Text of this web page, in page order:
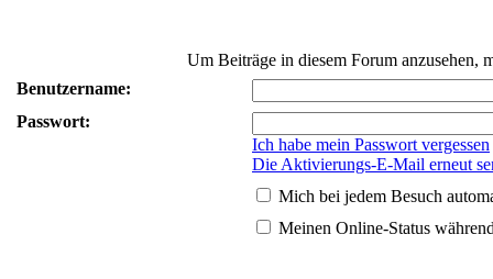
Um Beiträge in diesem Forum anzusehen,
Benutzername:
Passwort:
Ich habe mein Passwort vergessen
Die Aktivierungs-E-Mail erneut
Mich bei jedem Besuch
Meinen Online-Status